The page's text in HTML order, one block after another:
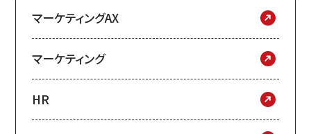
マーケティングAX
マーケティング
HR